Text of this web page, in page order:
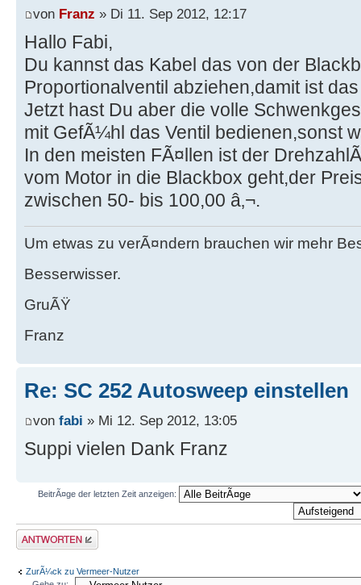
von Franz » Di 11. Sep 2012, 12:17
Hallo Fabi,
Du kannst das Kabel das von der
Proportionalventil abziehen,damit ist
Jetzt hast Du aber die volle
mit GefÃ¼hl das Ventil bedienen,sonst
In den meisten FÃ¤llen ist der
vom Motor in die Blackbox geht,der
zwischen 50- bis 100,00 â‚¬.
Um etwas zu verÃ¤ndern brauchen wir mehr
Besserwisser.
GruÃŸ
Franz
Re: SC 252 Autosweep einstellen
von fabi » Mi 12. Sep 2012, 13:05
Suppi vielen Dank Franz
BeitrÃ¤ge der letzten Zeit anzeigen:
Antwort erstellen
ZurÃ¼ck zu Vermeer-Nutzer